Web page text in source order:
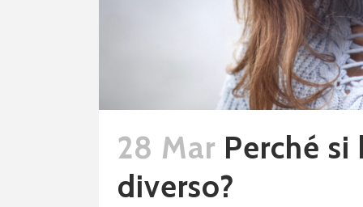
28 Mar Perché
diverso?